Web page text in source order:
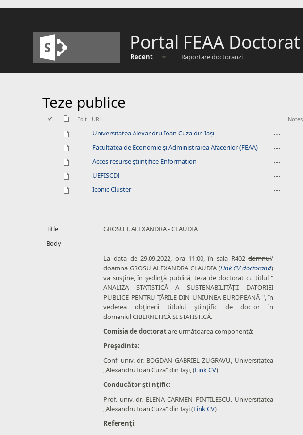
Portal FEAA Doctorat
Recent Raportare doctoranzi
Teze publice
Edit URL Notes
Universitatea Alexandru Ioan Cuza din Iași
Facultatea de Economie şi Administrarea Afacerilor (FEAA)
Acces resurse științifice Enformation
UEFISCDI
Iconic Cluster
Title
GROSU I. ALEXANDRA - CLAUDIA
Body
La data de 29.09.2022, ora 11:00, în sala R402domnul/
doamna GROSU ALEXANDRA CLAUDIA (Link CV doctorand)
va susţine, în şedinţă publică, teza de doctorat cu titlul "
ANALIZA STATISTICĂ A SUSTENABILITĂȚII DATORIEI
PUBLICE PENTRU ȚĂRILE DIN UNIUNEA EUROPEANĂ ", în
vederea obţinerii titlului ştiinţific de doctor în
domeniul CIBERNETICĂ ȘI STATISTICĂ.
Comisia de doctoratare următoarea componenţă:
Preşedinte:
Conf. univ. dr. BOGDAN GABRIEL ZUGRAVU, Universitatea
„Alexandru Ioan Cuza" din Iaşi, (Link CV)
Conducător ştiinţific:
Prof. univ. dr. ELENA CARMEN PINTILESCU, Universitatea
„Alexandru Ioan Cuza" din Iaşi (Link CV)
Referenţi: